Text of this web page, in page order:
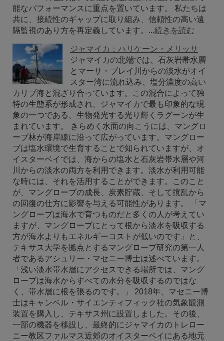
能なパフォーマンスに重点を置いています。 私たちは
共に、接続性のギャップに取り組み、信頼性の高い遠
隔監視のあり方を再定義しています。...続きを読む
ジャマイカ：ハリケーン・メリッサ
ジャマイカの北端では、石灰岩帯水層
とマーサ・ブレイ川からの淡水がオイ
スター湾に流れ込み、塩分濃度の高い
カリブ海と混ざり合っています。この混合によって独
特の生態系が形成され、ジャマイカで最も印象的な現
象の一つである、生物発光する光り輝くラグーンが生
まれています。 きらめく水面の向こうには、マングロ
ーブ林が海岸線に沿って広がっています。マングロー
ブは塩水環境で生育することで知られていますが、オ
イスターベイでは、海からの塩水と石灰岩帯水層や河
川からの淡水の両方を利用できます。淡水が利用可能
な時には、それを活用することができます。このこと
が、マングローブの成長、炭素貯蔵、そして撹乱から
の回復の仕方に影響を与える可能性があります。 「マ
ングローブは海水で育つものだと多くの人が考えてい
ますが、マングローブにとって根から淡水を吸収する
方が海水よりもエネルギーコストが低いのです」と、
テキサス大学を拠点とするマングローブ研究の第一人
者であるアシュリー・マセニー博士は述べています。
「浅い淡水帯水層にアクセスできる場所では、マング
ローブは海水からすべての水分を吸収するのではな
く、帯水層に根を張るのです。」 2018年、マセニー博
士はキャンベル・サイエンティフィック社の気象観測
装置を購入し、テキサス州に設置しました。その後、
一部の機器を移設し、最終的にジャマイカのトレロー
ニー教区ファルマス近郊のオイスターベイにある地元